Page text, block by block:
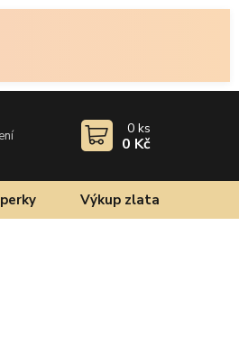
0 ks
0 Kč
Výkup zlata